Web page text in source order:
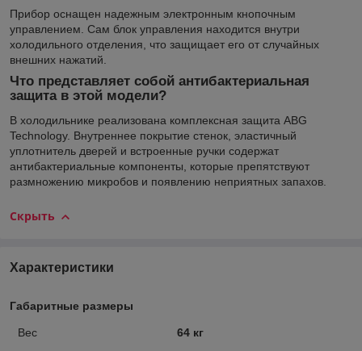
Прибор оснащен надежным электронным кнопочным
управлением. Сам блок управления находится внутри
холодильного отделения, что защищает его от случайных
внешних нажатий.
Что представляет собой антибактериальная
защита в этой модели?
В холодильнике реализована комплексная защита ABG
Technology. Внутреннее покрытие стенок, эластичный
уплотнитель дверей и встроенные ручки содержат
антибактериальные компоненты, которые препятствуют
размножению микробов и появлению неприятных запахов.
Скрыть
Характеристики
Габаритные размеры
Вес 64 кг